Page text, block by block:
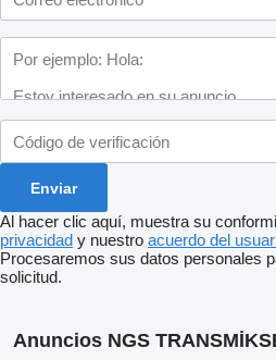
Al hacer clic aquí, muestra su
privacidad y nuestro acuerdo del
Procesaremos sus datos personales
solicitud.
Anuncios NGS